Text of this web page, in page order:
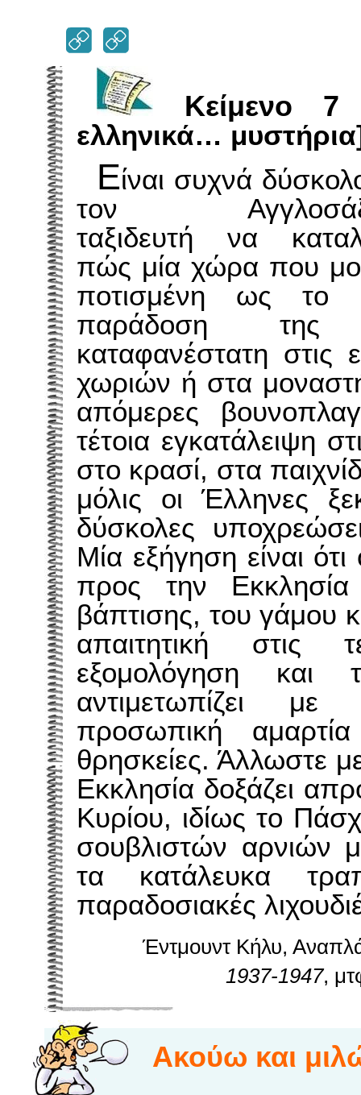
Kείμενο 7
ελληνικά…
Είναι συχνά
τον
ταξιδευτή να
πώς μία χώρα που
ποτισμένη ως το
παράδοση της
καταφανέστατη στις
χωριών ή στα
απόμερες
τέτοια εγκατάλειψη
στο κρασί, στα
μόλις οι Έλληνες
δύσκολες
Μία εξήγηση είναι
προς την
βάπτισης, του γάμου
απαιτητική στις
εξομολόγηση και
αντιμετωπίζει με
προσωπική
θρησκείες. Άλλωστε
Εκκλησία δοξάζει
Κυρίου, ιδίως το
σουβλιστών αρνιών
τα κατάλευκα
παραδοσιακές
Έντμουντ Κήλυ,
1937-1947,
Aκούω και